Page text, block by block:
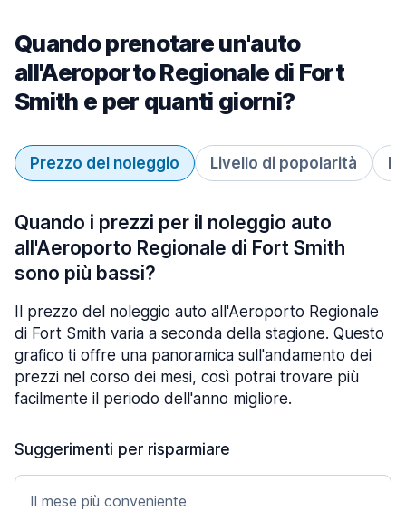
Quando prenotare un'auto
all'Aeroporto Regionale di Fort
Smith e per quanti giorni?
Prezzo del noleggio Livello di popolarità
Quando i prezzi per il noleggio auto
all'Aeroporto Regionale di Fort Smith
sono più bassi?
Il prezzo del noleggio auto all'Aeroporto Regionale
di Fort Smith varia a seconda della stagione. Questo
grafico ti offre una panoramica sull'andamento dei
prezzi nel corso dei mesi, così potrai trovare più
facilmente il periodo dell'anno migliore.
Suggerimenti per risparmiare
Il mese più conveniente